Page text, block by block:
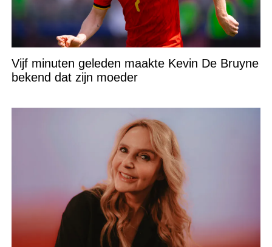
Vijf minuten geleden maakte Kevin De Bruyne
bekend dat zijn moeder